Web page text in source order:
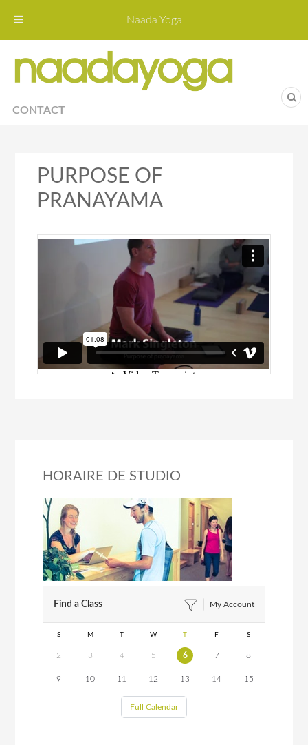
CONTACT
PURPOSE OF
PRANAYAMA
HORAIRE DE STUDIO
Find a Class My Account
S M T W T F S
2 3 4 5 6 7 8
9 10 11 12 13 14 15
Full Calendar
Naada Yoga